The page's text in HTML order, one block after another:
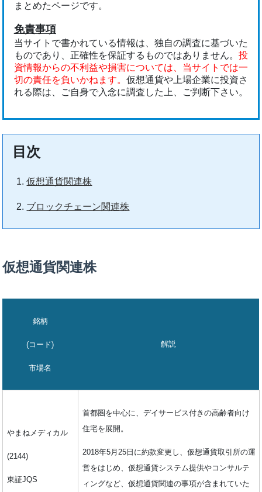
まとめたページです。
免責事項
当サイトで書かれている情報は、独自の調査に基づいた
ものであり、正確性を保証するものではありません。 投
資情報からの不利益や損害については、当サイトでは一
切の責任を負いかねます。 仮想通貨や上場企業に投資さ
れる際は、ご自身で入念に調査した上、ご判断下さい。
目次
仮想通貨関連株
ブロックチェーン関連株
仮想通貨関連株
銘柄
(コード)
市場名
解説
やまねメディカル
(2144)
東証JQS
首都圏を中心に、デイサービス付きの高齢者向け
住宅を展開。
2018年5月25日に約款変更し、仮想通貨取引所の運
営をはじめ、仮想通貨システム提供やコンサルテ
ィングなど、仮想通貨関連の事項が含まれていた